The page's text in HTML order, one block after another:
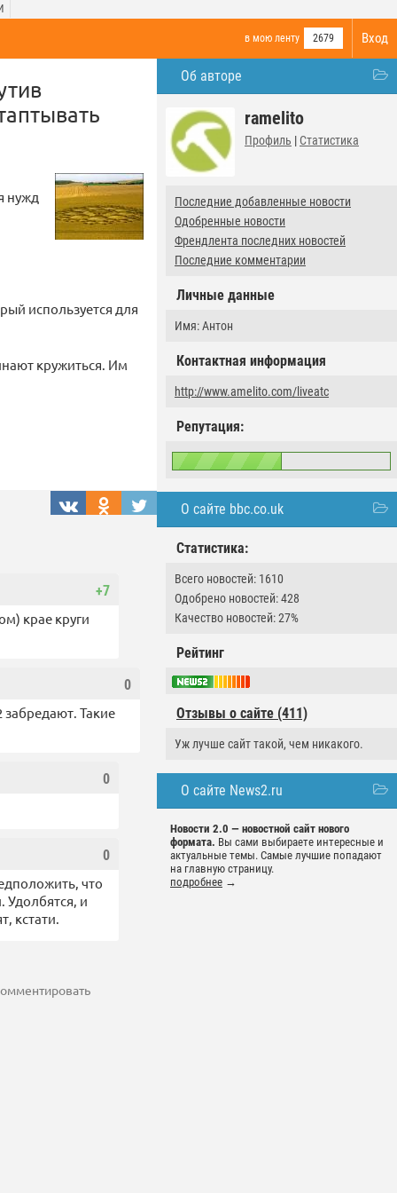
Вход
в мою ленту 2679
Об авторе
ramelito
Профиль | Статистика
Последние добавленные новости
Одобренные новости
Френдлента последних новостей
Последние комментарии
Личные данные
Имя: Антон
Контактная информация
http://www.amelito.com/liveatc
Репутация:
О сайте bbc.co.uk
Статистика:
Всего новостей: 1610
Одобрено новостей: 428
Качество новостей: 27%
Рейтинг
Отзывы о сайте (411)
Уж лучше сайт такой, чем никакого.
О сайте News2.ru
Новости 2.0 — новостной сайт нового
формата. Вы сами выбираете интересные и
актуальные темы. Самые лучшие попадают
на главную страницу.
подробнее →
нужд
используется для
кружиться. Им
+7
крае круги
0
забредают. Такие
0
0
что
и
кстати.